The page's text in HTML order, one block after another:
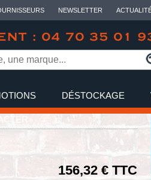
NEWSLETTER
: 04 70 35 01
DÉSTOCKAGE
156,32 € TTC